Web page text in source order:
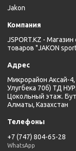
Jakon
JSPORT.KZ -
товаров "JAKON
Микрорайон Аксай-4,
Улугбека 70б) ТД НУР.
Цокольный этаж.
Алматы, Казахстан
+7 (747) 804-65-28
WhatsApp